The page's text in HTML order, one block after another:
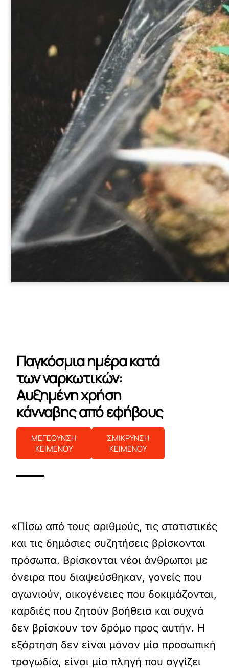
Παγκόσμια ημέρα κατά
των ναρκωτικών:
Αυξημένη χρήση
κάνναβης από εφήβους
ΜΕΓΕΘΥΝΣΗ
ΚΕΙΜΕΝΟΥ
ΣΜΙΚΡΥΝΣΗ
ΚΕΙΜΕΝΟΥ
«Πίσω από τους αριθμούς, τις στατιστικές
και τις δημόσιες συζητήσεις βρίσκονται
πρόσωπα. Βρίσκονται νέοι άνθρωποι με
όνειρα που διαψεύσθηκαν, γονείς που
αγωνιούν, οικογένειες που δοκιμάζονται,
καρδιές που ζητούν βοήθεια και συχνά
δεν βρίσκουν τον δρόμο προς αυτήν. Η
εξάρτηση δεν είναι μόνον μία προσωπική
τραγωδία, είναι μία πληγή που αγγίζει